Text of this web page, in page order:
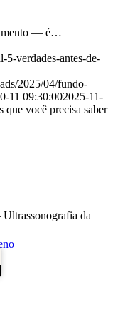
— é…
5-verdades-antes-de-
2025/04/fundo-
11 09:30:002025-11-
que você precisa saber
da